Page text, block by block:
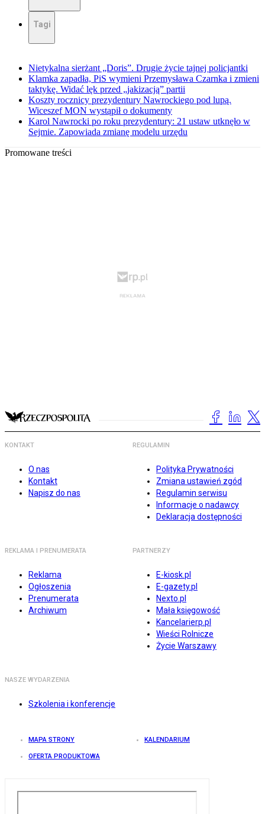
Tagi
Nietykalna sierżant „Doris”. Drugie życie tajnej policjantki
Klamka zapadła, PiS wymieni Przemysława Czarnka i zmieni
taktykę. Widać lęk przed „jakizacją” partii
Koszty rocznicy prezydentury Nawrockiego pod lupą.
Wiceszef MON wystąpił o dokumenty
Karol Nawrocki po roku prezydentury: 21 ustaw utknęło w
Sejmie. Zapowiada zmianę modelu urzędu
Promowane treści
KONTAKT
O nas
Kontakt
Napisz do nas
REGULAMIN
Polityka Prywatności
Zmiana ustawień zgód
Regulamin serwisu
Informacje o nadawcy
Deklaracja dostępności
REKLAMA I PRENUMERATA
Reklama
Ogłoszenia
Prenumerata
Archiwum
PARTNERZY
E-kiosk.pl
E-gazety.pl
Nexto.pl
Mała księgowość
Kancelarierp.pl
Wieści Rolnicze
Życie Warszawy
NASZE WYDARZENIA
Szkolenia i konferencje
MAPA STRONY KALENDARIUM
OFERTA PRODUKTOWA